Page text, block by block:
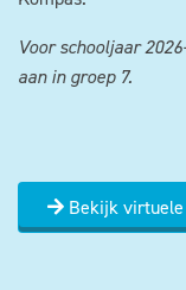
Voor schooljaar
aan in groep 7.
Bekijk